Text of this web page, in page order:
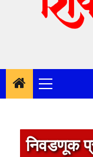
Primary
Menu
निवडणूक